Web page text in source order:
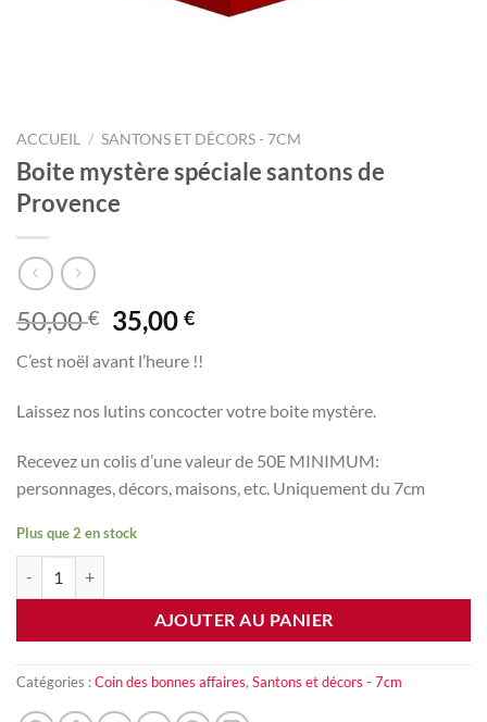
ACCUEIL / SANTONS ET DÉCORS - 7CM
Boite mystère spéciale santons de
Provence
50,00€ Le
prix
initial
était :
50,00 €.
35,00€Le
actuel
est :
35,00 €.
C’est noël avant l’heure !!
Laissez nos lutins concocter votre boite mystère.
Recevez un colis d’une valeur de 50E MINIMUM:
personnages, décors, maisons, etc. Uniquement du 7cm
Plus que 2 en stock
AJOUTER AU PANIER
Catégories :Coin des bonnes affaires, Santons et décors - 7cm